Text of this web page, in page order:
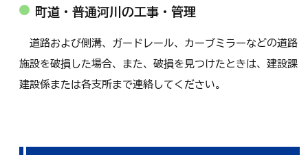
町道・普通河川の工事・管理
道路および側溝、ガードレール、カーブミラーなどの道路
施設を破損した場合、また、破損を見つけたときは、建設課
建設係または各支所まで連絡してください。